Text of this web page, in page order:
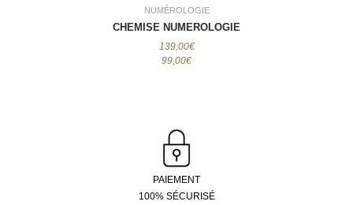
NUMÉROLOGIE
CHEMISE NUMEROLOGIE
139,00€
99,00€
NUMÉROLOGIE
CHEMISE NUMEROLOGIE
139,00€
99,00€
PAIEMENT
100% SÉCURISÉ